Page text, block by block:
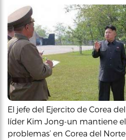
El jefe del Ejercito de Corea
líder Kim Jong-un mantiene
problemas’ en Corea del